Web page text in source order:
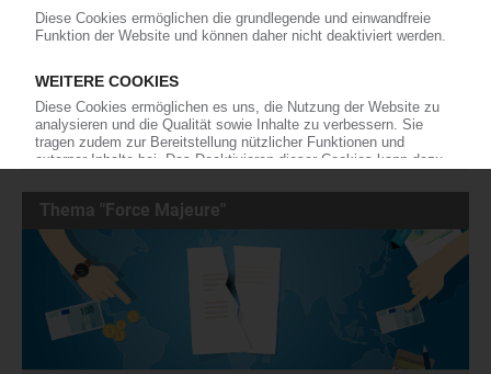
100 Zeitreihen für den Polymermarkt
Preis-Indizes
Jetzt kostenlos testen
Thema "Force Majeure"